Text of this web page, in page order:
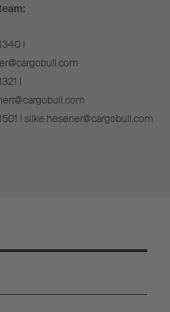
I
I
I silke.hesener@cargobull.com